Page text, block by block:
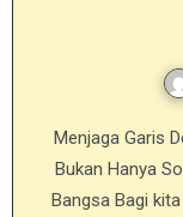
Menjaga Garis Depan: Mengapa Keamanan Perbatasan
Bukan Hanya
Bangsa Bagi